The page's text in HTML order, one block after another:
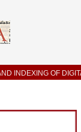
INDEXING OF